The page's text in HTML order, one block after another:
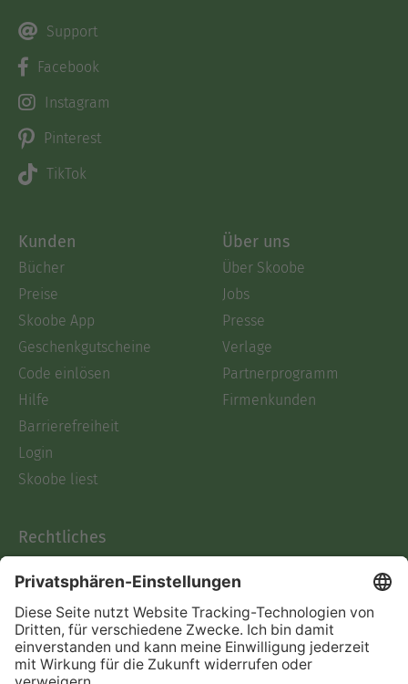
Support
Facebook
Instagram
Pinterest
TikTok
Kunden
Bücher
Preise
Skoobe App
Geschenkgutscheine
Code einlösen
Hilfe
Barrierefreiheit
Login
Skoobe liest
Über uns
Über Skoobe
Jobs
Presse
Verlage
Partnerprogramm
Firmenkunden
Rechtliches
AGB
Informationen nach Data
Act
Verträge hier kündigen